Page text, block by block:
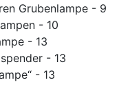
Grubenlampe - 9
- 10
- 13
- 13
- 13